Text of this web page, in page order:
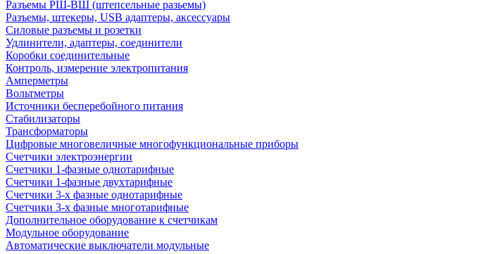
Разъемы РШ-ВШ (штепсельные разьемы)
Разъемы, штекеры, USB адаптеры, аксессуары
Силовые разъемы и розетки
Удлинители, адаптеры, соединители
Коробки соединительные
Контроль, измерение электропитания
Амперметры
Вольтметры
Источники бесперебойного питания
Стабилизаторы
Трансформаторы
Цифровые многовеличные многофункциональные приборы
Счетчики электроэнергии
Счетчики 1-фазные однотарифные
Счетчики 1-фазные двухтарифные
Счетчики 3-х фазные однотарифные
Счетчики 3-х фазные многотарифные
Дополнительное оборудование к счетчикам
Модульное оборудование
Автоматические выключатели модульные